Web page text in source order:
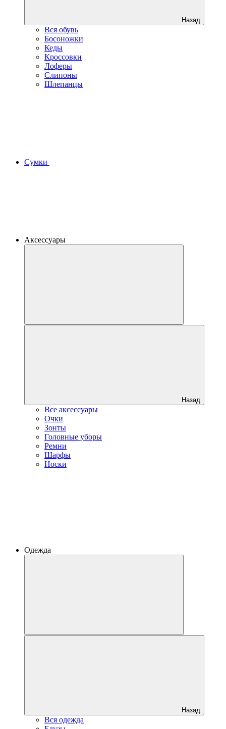
Назад
Вся обувь
Босоножки
Кеды
Кроссовки
Лоферы
Слипоны
Шлепанцы
Сумки
Аксессуары
Назад
Все аксессуары
Очки
Зонты
Головные уборы
Ремни
Шарфы
Носки
Одежда
Назад
Вся одежда